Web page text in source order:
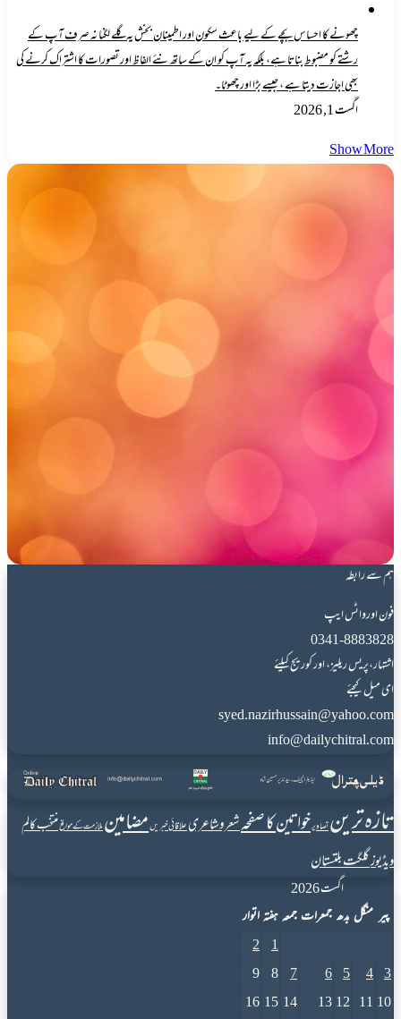
چھونے کا احساس بچے کے لیے باعث سکون اور اطمینان بخش یہ گلے لگنا نہ صرف آپ کے
رشتے کو مضبوط بناتا ہے، بلکہ یہ آپ کو ان کے ساتھ نئے الفاظ اور تصورات کا اشتراک کرنے کی
بھی اجازت دیتا ہے ، جیسے بڑا اور چھوٹا۔
اگست 1, 2026
Show More
ہم سے رابطہ
فون اورواٹس ایپ
0341-8883828
اشتہار،پریس ریلیز، اور کوریج کیلئے
ای میل کیجئے
syed.nazirhussain@yahoo.com
info@dailychitral.com
تازہ ترینتصاویرخواتین کا صفحہشعروشاعریعلاقائی خبریںمضامینملازمت کے مواقعمنتخب کالم
ویڈیوزگلگت بلتستان
اگست 2026
پیر منگلبدھجمعراتجمعہہفتہاتوار
1
2
3
4
5
6
7
8
9
10
11
12
13
14
15
16